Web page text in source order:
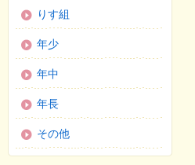
りす組
年少
年中
年長
その他